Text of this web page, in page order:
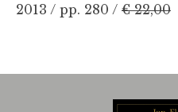
2013 / pp. 280 / € 22,00